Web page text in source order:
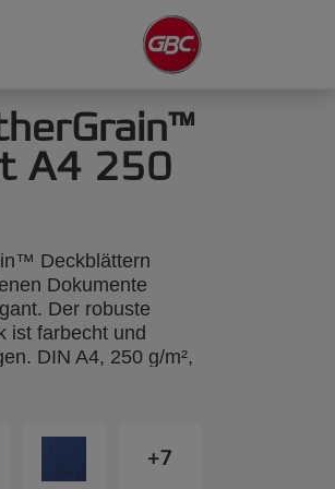
A4 250
Deckblättern
Dokumente
Der robuste
ist farbecht und
DIN A4, 250 g/m²,
+7